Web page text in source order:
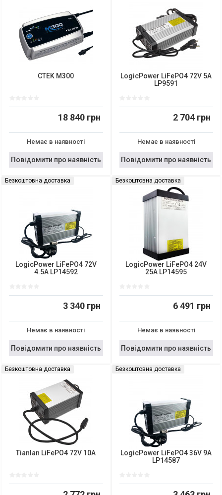
CTEK M300
18 840 грн
Немає в наявності
Повідомити про наявність
LogicPower LiFePO4 72V 5A
LP9591
2 704 грн
Немає в наявності
Повідомити про наявність
Безкоштовна доставка
LogicPower LiFePO4 72V
4.5A LP14592
3 340 грн
Немає в наявності
Повідомити про наявність
Безкоштовна доставка
LogicPower LiFePO4 24V
25A LP14595
6 491 грн
Немає в наявності
Повідомити про наявність
Безкоштовна доставка
Tianlan LiFePO4 72V 10A
Безкоштовна доставка
LogicPower LiFePO4 36V 9A
LP14587